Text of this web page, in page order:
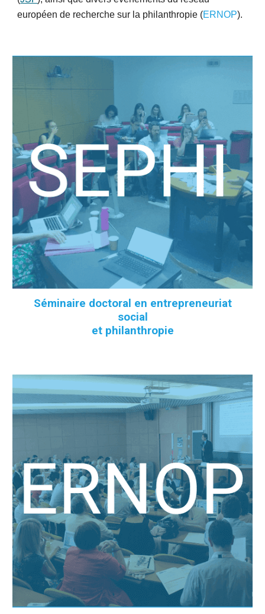
européen de recherche sur la philanthropie (ERNOP).
Séminaire doctoral en entrepreneuriat
social
et philanthropie